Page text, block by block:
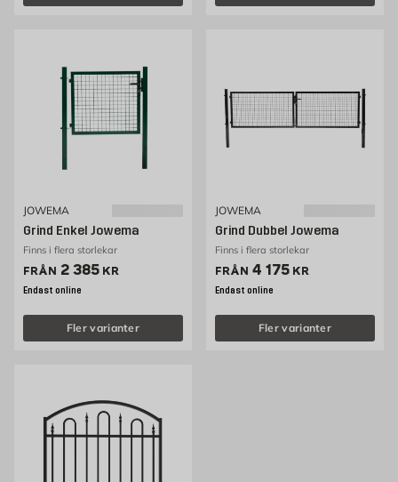
JOWEMA
Grind Enkel Jowema
Finns i flera storlekar
FRÅN Pris 2385 kr
2 385 KR
Endast online
Fler varianter
JOWEMA
Grind Dubbel Jowema
Finns i flera storlekar
FRÅN Pris 4175 kr
4 175 KR
Endast online
Fler varianter